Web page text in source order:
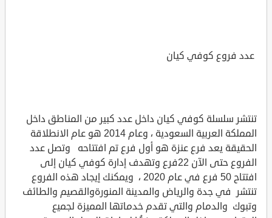
عدد فروع كوفي كيان
تنتشر سلسلة كوفي كيان داخل عدد كبير من المناطق داخل
المملكة العربية السعودية ، وعام 2014 هو عام الانطلاقة
الحقيقة يعد فرع عنزة هو أول فرع تم افتتاحه وتصل عدد
الفروع حتى الآن 22فرع وتهدف إدارة كوفي كيان إلى
افتتاح 50 فرع في عام 2020 ، ويمكنك إيجاد هذه الفروع
تنتشر في جدة والرياض والمدينة المنورةوالقصيم والطائف
وتبوك والدمام والتي تقدم خدماتها المميزة لجميع